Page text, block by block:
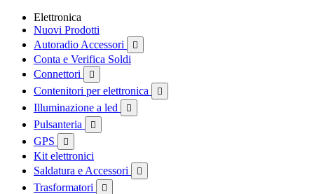
Elettronica
Nuovi Prodotti
Autoradio Accessori

Conta e Verifica Soldi
Connettori

Contenitori per elettronica 
Illuminazione a led 
Pulsanteria 
GPS 
Kit elettronici
Saldatura e Accessori

Trasformatori 